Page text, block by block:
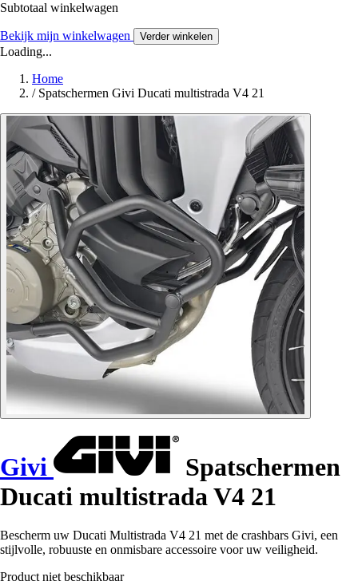
Subtotaal winkelwagen
Bekijk mijn winkelwagen Verder winkelen
Loading...
Home
/ Spatschermen Givi Ducati multistrada V4 21
Givi
Spatschermen
Ducati multistrada V4 21
Bescherm uw Ducati Multistrada V4 21 met de crashbars Givi, een
stijlvolle, robuuste en onmisbare accessoire voor uw veiligheid.
Product niet beschikbaar